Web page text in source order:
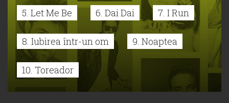
5. Let Me Be 6. Dai Dai 7. I Run
8. Iubirea într-un om 9. Noaptea
10. Toreador